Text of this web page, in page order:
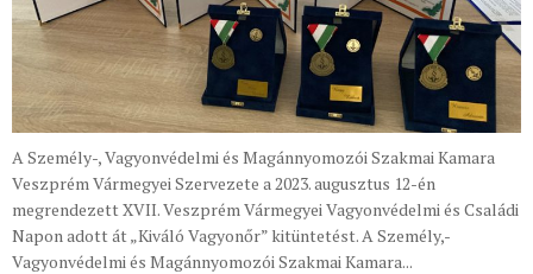
A Személy-, Vagyonvédelmi és Magánnyomozói Szakmai Kamara
Veszprém Vármegyei Szervezete a 2023. augusztus 12-én
megrendezett XVII. Veszprém Vármegyei Vagyonvédelmi és Családi
Napon adott át „Kiváló Vagyonőr” kitüntetést. A Személy,-
Vagyonvédelmi és Magánnyomozói Szakmai Kamara...